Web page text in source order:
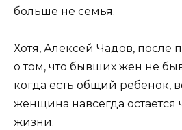
больше не семья.
Хотя, Алексей Чадов, после
о том, что бывших жен не
когда есть общий ребенок,
женщина навсегда остается
жизни.